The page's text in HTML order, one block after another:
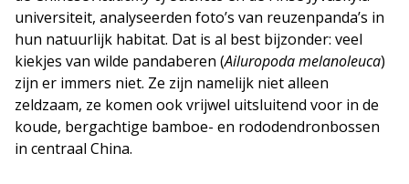
universiteit, analyseerden foto’s van reuzenpanda’s in
hun natuurlijk habitat. Dat is al best bijzonder: veel
kiekjes van wilde pandaberen (Ailuropoda melanoleuca)
zijn er immers niet. Ze zijn namelijk niet alleen
zeldzaam, ze komen ook vrijwel uitsluitend voor in de
koude, bergachtige bamboe- en rododendronbossen
in centraal China.